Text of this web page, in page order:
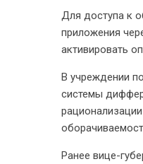
Для доступа к
приложения
активировать
В учреждении
системы
Ранее вице-